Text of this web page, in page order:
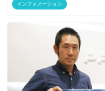
インフォメーション